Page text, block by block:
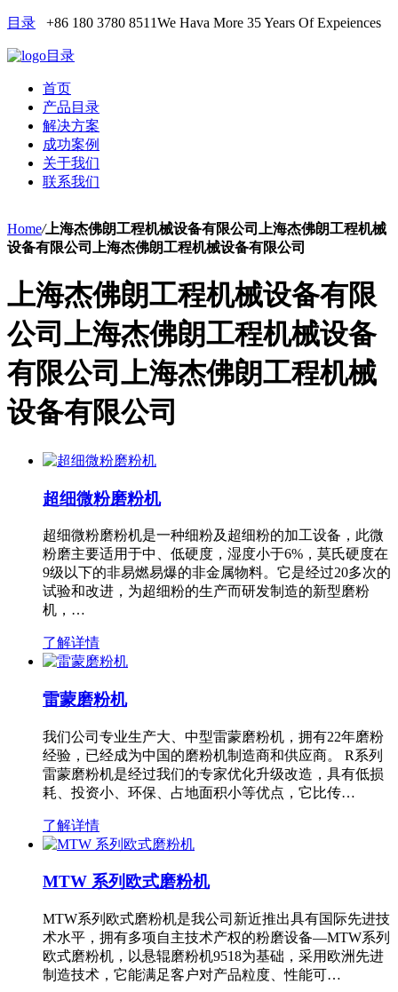
目录 +86 180 3780 8511We Hava More 35 Years Of Expeiences
目录
首页
产品目录
解决方案
成功案例
关于我们
联系我们
Home/上海杰佛朗工程机械设备有限公司上海杰佛朗工程机械
设备有限公司上海杰佛朗工程机械设备有限公司
上海杰佛朗工程机械设备有限
公司上海杰佛朗工程机械设备
有限公司上海杰佛朗工程机械
设备有限公司
超细微粉磨粉机
超细微粉磨粉机是一种细粉及超细粉的加工设备，此微
粉磨主要适用于中、低硬度，湿度小于6%，莫氏硬度在
9级以下的非易燃易爆的非金属物料。它是经过20多次的
试验和改进，为超细粉的生产而研发制造的新型磨粉
机，…
了解详情
雷蒙磨粉机
我们公司专业生产大、中型雷蒙磨粉机，拥有22年磨粉
经验，已经成为中国的磨粉机制造商和供应商。 R系列
雷蒙磨粉机是经过我们的专家优化升级改造，具有低损
耗、投资小、环保、占地面积小等优点，它比传…
了解详情
MTW 系列欧式磨粉机
MTW系列欧式磨粉机是我公司新近推出具有国际先进技
术水平，拥有多项自主技术产权的粉磨设备—MTW系列
欧式磨粉机，以悬辊磨粉机9518为基础，采用欧洲先进
制造技术，它能满足客户对产品粒度、性能可…